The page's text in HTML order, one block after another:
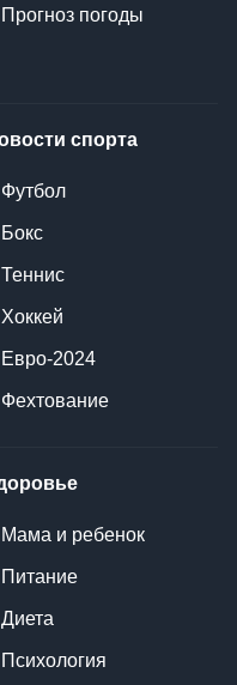
Прогноз погоды
спорта
Футбол
Бокс
Теннис
Хоккей
Евро-2024
Фехтование
Мама и ребенок
Питание
Диета
Психология